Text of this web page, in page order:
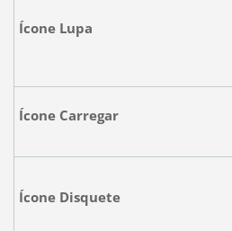
Ícone Lupa
Ícone Carregar
Ícone Disquete